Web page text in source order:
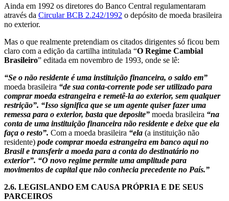
Ainda em 1992 os diretores do Banco Central regulamentaram
através da Circular BCB 2.242/1992 o depósito de moeda brasileira
no exterior.
Mas o que realmente pretendiam os citados dirigentes só ficou bem
claro com a edição da cartilha intitulada “O Regime Cambial
Brasileiro” editada em novembro de 1993, onde se lê:
“Se o não residente é uma instituição financeira, o saldo em”
moeda brasileira “de sua conta-corrente pode ser utilizado para
comprar moeda estrangeira e remetê-la ao exterior, sem qualquer
restrição”. “Isso significa que se um agente quiser fazer uma
remessa para o exterior, basta que deposite” moeda brasileira “na
conta de uma instituição financeira não residente e deixe que ela
faça o resto”. Com a moeda brasileira “ela (a instituição não
residente) pode comprar moeda estrangeira em banco aqui no
Brasil e transferir a moeda para a conta do destinatário no
exterior”. “O novo regime permite uma amplitude para
movimentos de capital que não conhecia precedente no País.”
2.6. LEGISLANDO EM CAUSA PRÓPRIA E DE SEUS
PARCEIROS